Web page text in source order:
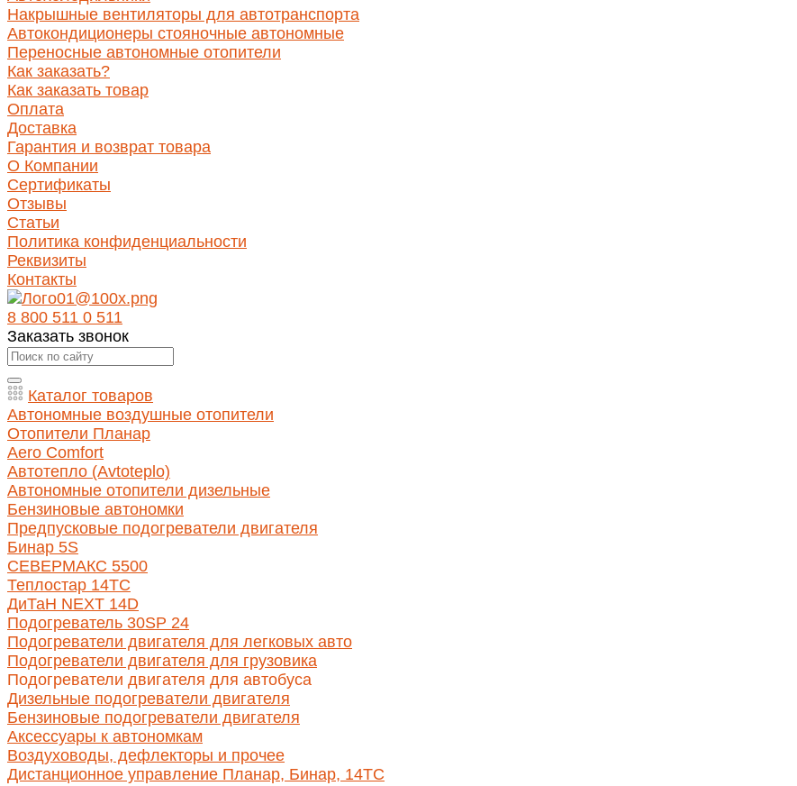
Накрышные вентиляторы для автотранспорта
Автокондиционеры стояночные автономные
Переносные автономные отопители
Как заказать?
Как заказать товар
Оплата
Доставка
Гарантия и возврат товара
О Компании
Сертификаты
Отзывы
Статьи
Политика конфиденциальности
Реквизиты
Контакты
8 800 511 0 511
Заказать звонок
Каталог товаров
Автономные воздушные отопители
Отопители Планар
Aero Comfort
Автотепло (Avtoteplo)
Автономные отопители дизельные
Бензиновые автономки
Предпусковые подогреватели двигателя
Бинар 5S
СЕВЕРМАКС 5500
Теплостар 14ТС
ДиТаН NEXT 14D
Подогреватель 30SP 24
Подогреватели двигателя для легковых авто
Подогреватели двигателя для грузовика
Подогреватели двигателя для автобуса
Дизельные подогреватели двигателя
Бензиновые подогреватели двигателя
Аксессуары к автономкам
Воздуховоды, дефлекторы и прочее
Дистанционное управление Планар, Бинар, 14ТС